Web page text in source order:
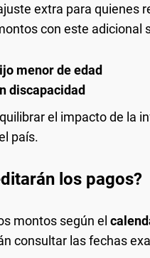
extra para quienes
con este adicional
menor de edad
discapacidad
el impacto de la
país.
los pagos?
montos según el
consultar las fechas